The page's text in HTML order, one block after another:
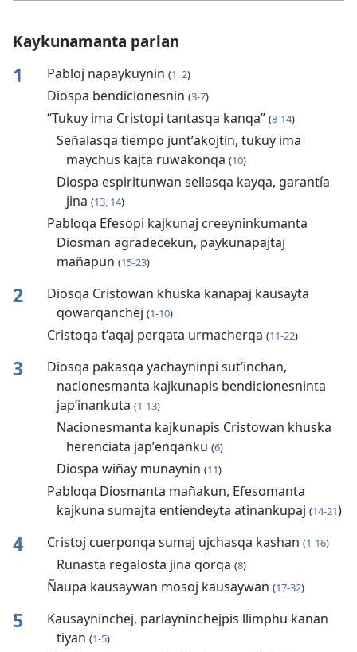
Kaykunamanta parlan
1 Pabloj napaykuynin (1, 2)
Diospa bendicionesnin (3-7)
“Tukuy ima Cristopi tantasqa kanqa” (8-14)
Señalasqa tiempo juntʼakojtin, tukuy ima
maychus kajta ruwakonqa (10)
Diospa espiritunwan sellasqa kayqa, garantía
jina (13, 14)
Pabloqa Efesopi kajkunaj creeyninkumanta
Diosman agradecekun, paykunapajtaj
mañapun (15-23)
2
Diosqa Cristowan khuska kanapaj kausayta
qowarqanchej (1-10)
Cristoqa tʼaqaj perqata urmacherqa (11-22)
3
Diosqa pakasqa yachayninpi sutʼinchan,
nacionesmanta kajkunapis bendicionesninta
japʼinankuta (1-13)
Nacionesmanta kajkunapis Cristowan khuska
herenciata japʼenqanku (6)
Diospa wiñay munaynin (11)
Pabloqa Diosmanta mañakun, Efesomanta
kajkuna sumajta entiendeyta atinankupaj (14-21)
4 Cristoj cuerponqa sumaj ujchasqa kashan (1-16)
Runasta regalosta jina qorqa (8)
Ñaupa kausaywan mosoj kausaywan (17-32)
5
Kausayninchej, parlayninchejpis llimphu kanan
tiyan (1-5)